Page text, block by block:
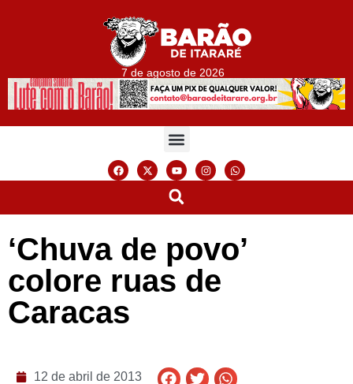
7 de agosto de 2026
‘Chuva de povo’
colore ruas de
Caracas
12 de abril de 2013